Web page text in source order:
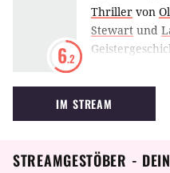
6.2
Thriller von
Stewart und
auf ein
IM STREAM
STREAMGESTÖBER -